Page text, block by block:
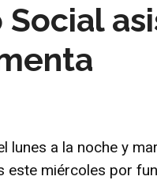
Desarrollo
Social
lunes a la noche y
miércoles por